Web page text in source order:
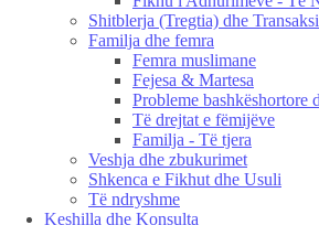
Shitblerja (Tregtia) dhe
Familja dhe femra
Femra muslimane
Fejesa & Martesa
Probleme bashkëshortore
Të drejtat e fëmijëve
Familja - Të tjera
Veshja dhe zbukurimet
Shkenca e Fikhut dhe Usuli
Të ndryshme
Keshilla dhe Konsulta